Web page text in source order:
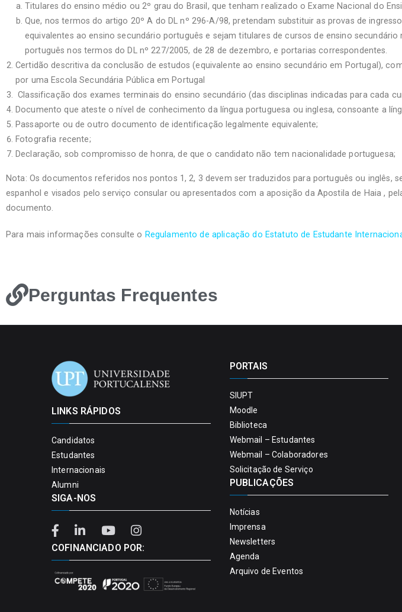
Titulares do ensino médio ou 2º grau do Brasil, que tenham realizado o Exame Nacional do
Que, nos termos do artigo 20º A do DL nº 296-A/98, pretendam substituir as provas de
equivalentes ao ensino secundário português e sejam titulares de cursos de ensino
português nos termos do DL nº 227/2005, de 28 de dezembro, e portarias correspondentes.
Certidão descritiva da conclusão de estudos (equivalente ao ensino secundário em Portugal),
por uma Escola Secundária Pública em Portugal
Classificação dos exames terminais do ensino secundário (das disciplinas indicadas para cada
Documento que ateste o nível de conhecimento da língua portuguesa ou inglesa, consoante a
Passaporte ou de outro documento de identificação legalmente equivalente;
Fotografia recente;
Declaração, sob compromisso de honra, de que o candidato não tem nacionalidade portuguesa;
Nota: Os documentos referidos nos pontos 1, 2, 3 devem ser traduzidos para português ou inglês,
espanhol e visados pelo serviço consular ou apresentados com a aposição da Apostila de Haia ,
documento.
Para mais informações consulte o Regulamento de aplicação do Estatuto de Estudante
Perguntas Frequentes
LINKS RÁPIDOS
Candidatos
Estudantes
Internacionais
Alumni
SIGA-NOS
COFINANCIADO POR:
PORTAIS
SIUPT
Moodle
Biblioteca
Webmail – Estudantes
Webmail – Colaboradores
Solicitação de Serviço
PUBLICAÇÕES
Notícias
Imprensa
Newsletters
Agenda
Arquivo de Eventos